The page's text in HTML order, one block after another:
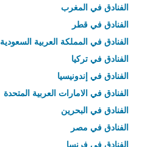
الفنادق في المغرب
الفنادق في قطر
الفنادق في المملكة العربية السعودية
الفنادق في تركيا
الفنادق في إندونيسيا
الفنادق في الامارات العربية المتحدة
الفنادق في البحرين
الفنادق في مصر
الفنادق في فرنسا